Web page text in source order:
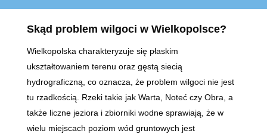
Skąd problem wilgoci w Wielkopolsce?
Wielkopolska charakteryzuje się płaskim
ukształtowaniem terenu oraz gęstą siecią
hydrograficzną, co oznacza, że problem wilgoci nie jest
tu rzadkością. Rzeki takie jak Warta, Noteć czy Obra, a
także liczne jeziora i zbiorniki wodne sprawiają, że w
wielu miejscach poziom wód gruntowych jest